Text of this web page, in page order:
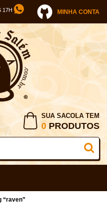
17H MINHA CONTA
SUA SACOLA TEM
0 PRODUTOS
“raven”